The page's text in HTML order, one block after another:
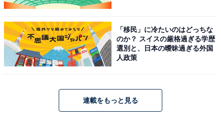
「移民」に冷たいのはどっちな
のか？ スイスの厳格過ぎる学歴
選別と、日本の曖昧過ぎる外国
人政策
連載をもっと見る